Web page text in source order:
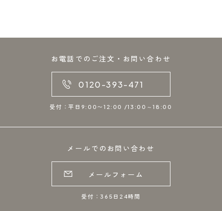
お電話でのご注文・お問い合わせ
0120-393-471
受付：平日9:00〜12:00 /13:00～18:00
メールでのお問い合わせ
メールフォーム
受付：365日24時間